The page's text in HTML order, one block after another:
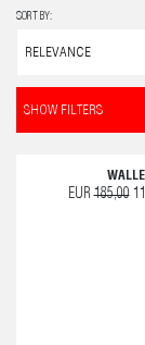
SORT BY:
SHOW FILTERS
EUR185,00